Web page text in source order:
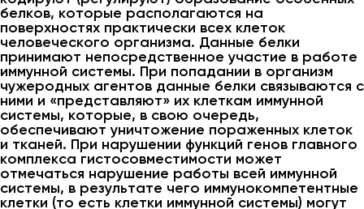
белков, которые располагаются на
поверхностях практически всех клеток
человеческого организма. Данные белки
принимают непосредственное участие в работе
иммунной системы. При попадании в организм
чужеродных агентов данные белки связываются с
ними и «представляют» их клеткам иммунной
системы, которые, в свою очередь,
обеспечивают уничтожение пораженных клеток
и тканей. При нарушении функций генов главного
комплекса гистосовместимости может
отмечаться нарушение работы всей иммунной
системы, в результате чего иммунокомпетентные
клетки (то есть клетки иммунной системы) могут